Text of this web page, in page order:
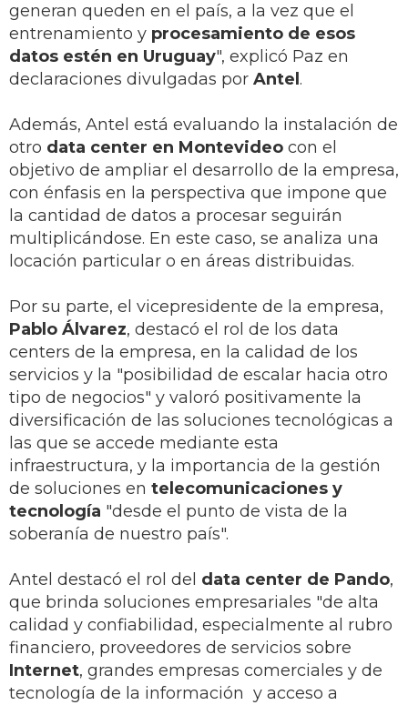
generan queden en el país, a la vez que el
entrenamiento y procesamiento de esos
datos estén en Uruguay", explicó Paz en
declaraciones divulgadas por Antel .
Además, Antel está evaluando la instalación de
otro data center en Montevideo con el
objetivo de ampliar el desarrollo de la empresa,
con énfasis en la perspectiva que impone que
la cantidad de datos a procesar seguirán
multiplicándose. En este caso, se analiza una
locación particular o en áreas distribuidas.
Por su parte, el vicepresidente de la empresa,
Pablo Álvarez, destacó el rol de los data
centers de la empresa, en la calidad de los
servicios y la "posibilidad de escalar hacia otro
tipo de negocios" y valoró positivamente la
diversificación de las soluciones tecnológicas a
las que se accede mediante esta
infraestructura, y la importancia de la gestión
de soluciones en telecomunicaciones y
tecnología "desde el punto de vista de la
soberanía de nuestro país".
Antel destacó el rol del data center de Pando,
que brinda soluciones empresariales "de alta
calidad y confiabilidad, especialmente al rubro
financiero, proveedores de servicios sobre
Internet, grandes empresas comerciales y de
tecnología de la información y acceso a